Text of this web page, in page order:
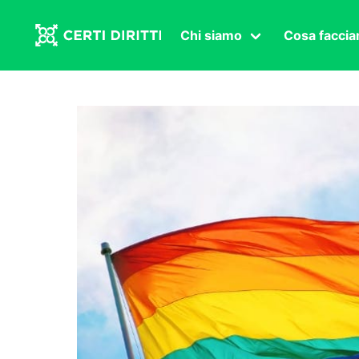
Chi siamo Cosa
Politica
Fuor di